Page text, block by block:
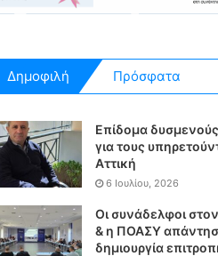
Δημοφιλή Πρόσφατα
Επίδομα
για τους
Αττική
6 Ιουλίου, 2026
Οι συνάδελφοι
& η ΠΟΑΣΥ
δημιουργία